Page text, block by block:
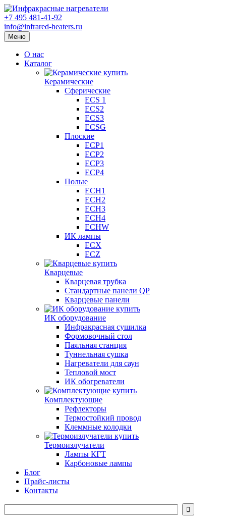
+7 495 481-41-92
info@infrared-heaters.ru
Меню
О нас
Каталог
Керамические
Сферические
ECS 1
ECS2
ECS3
ECSG
Плоские
ECP1
ECP2
ECP3
ECP4
Полые
ECH1
ECH2
ECH3
ECH4
ECHW
ИК лампы
ECX
ECZ
Кварцевые
Кварцевая трубка
Стандартные панели QP
Кварцевые панели
ИК оборудование
Инфракрасная сушилка
Формовочный стол
Паяльная станция
Туннельная сушка
Нагреватели для саун
Тепловой мост
ИК обогреватели
Комплектующие
Рефлекторы
Термостойкий провод
Клеммные колодки
Термоизлучатели
Лампы КГТ
Карбоновые лампы
Блог
Прайс-листы
Контакты
